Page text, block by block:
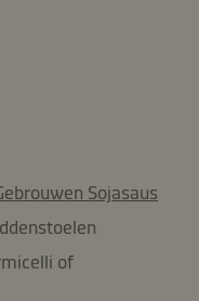
Sojasaus
of